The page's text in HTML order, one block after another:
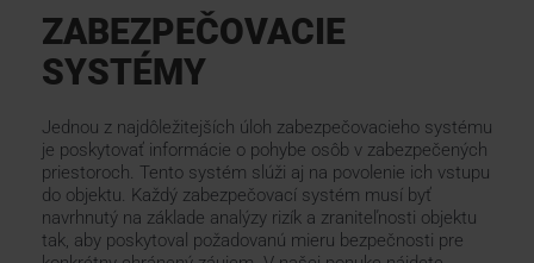
PODPORA
KONTAKTY
ZABEZPEČOVACIE
SYSTÉMY
Jednou z najdôležitejších úloh zabezpečovacieho systému
je poskytovať informácie o pohybe osôb v zabezpečených
priestoroch. Tento systém slúži aj na povolenie ich vstupu
do objektu. Každý zabezpečovací systém musí byť
navrhnutý na základe analýzy rizík a zraniteľnosti objektu
tak, aby poskytoval požadovanú mieru bezpečnosti pre